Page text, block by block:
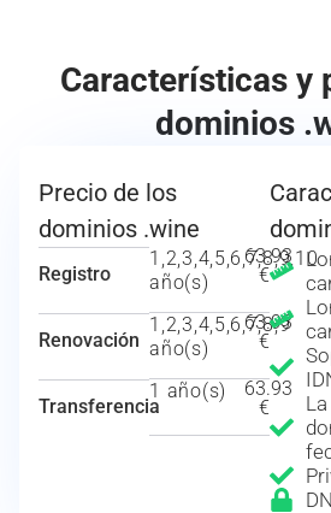
Características y
dominios
Precio de los
dominios .wine
Registro
1,2,3,4,5,6,7,8,9,10
año(s)
63.93
€
Renovación
1,2,3,4,5,6,7,8,9
año(s)
63.93
€
Transferencia
1 año(s)
63.93
€